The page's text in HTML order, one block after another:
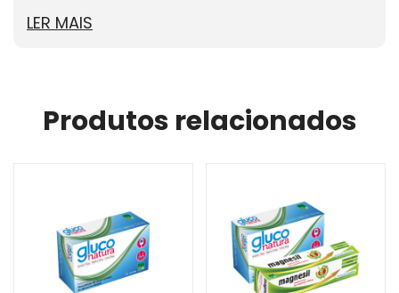
LER MAIS
Produtos relacionados